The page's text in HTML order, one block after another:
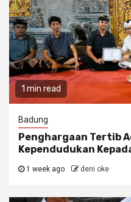
1 min read
Badung
Penghargaan Tertib
Kependudukan
1 week ago deni oke